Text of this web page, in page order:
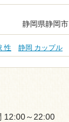
大人
な富士
性 静岡 カップル
12:00～22:00